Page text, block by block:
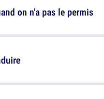
on n'a pas le permis